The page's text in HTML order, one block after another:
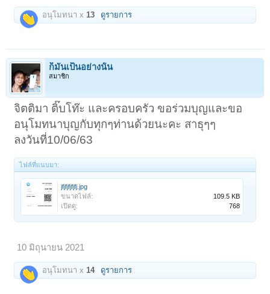
อนุโมทนา x13 ดูรายการ
ก็มันเป็นอย่างนั้น
สมาชิก
จิตติมา ติ๊บโท๊ะ และครอบครัว ขอร่วมบุญและขอ
อนุโมทนาบุญกับทุกๆท่านด้วยนะคะ สาธุๆๆ
ลงวันที่10/06/63
ไฟล์ที่แนบมา:
jfjfjfjfjfj.jpg
ขนาดไฟล์:
109.5 KB
เปิดดู:
768
10 มิถุนายน 2021
อนุโมทนา x 14 ดูรายการ